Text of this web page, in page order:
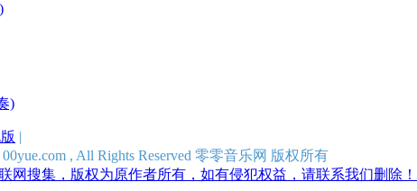
)
|
, All Rights Reserved 零零音乐网 版权所有
网搜集，版权为原作者所有，如有侵犯权益，请联系我们删除！